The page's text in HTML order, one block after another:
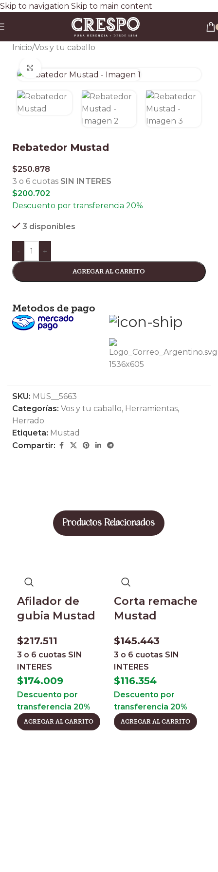
Skip to navigation Skip to main content
Envío gratis a todo el país en compras superiores a $90.000 por Correo Argentino (No
válido en herraduras y clavos)
3 y 6 cuotas sin interés
Descuento ESPECIAL por transferencia bancaria 20%
Inicio/Vos y tu caballo
Rebatedor Mustad
$250.878
3 o 6 cuotas SIN INTERES
$200.702
Descuento por transferencia 20%
3 disponibles
- +
AGREGAR AL CARRITO
Metodos de pago
SKU: MUS__5663
Categorías: Vos y tu caballo, Herramientas,
Herrado
Etiqueta: Mustad
Compartir:
Productos Relacionados
Afilador de
gubia Mustad
$217.511
3 o 6 cuotas SIN
INTERES
$174.009
Descuento por
transferencia 20%
AGREGAR AL CARRITO
Corta remache
Mustad
$145.443
3 o 6 cuotas SIN
INTERES
$116.354
Descuento por
transferencia 20%
AGREGAR AL CARRITO